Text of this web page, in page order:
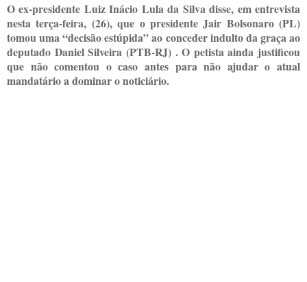
O ex-presidente Luiz Inácio Lula da Silva disse, em entrevista
nesta terça-feira, (26), que o presidente Jair Bolsonaro (PL)
tomou uma “decisão estúpida” ao conceder indulto da graça ao
deputado Daniel Silveira (PTB-RJ) . O petista ainda justificou
que não comentou o caso antes para não ajudar o atual
mandatário a dominar o noticiário.